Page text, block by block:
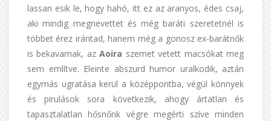
lassan esik le, hogy hahó, itt ez az aranyos, édes csaj,
aki mindig megnevettet és még baráti szeretetnél is
többet érez irántad, hanem még a gonosz ex-barátnők
is bekavarnak, azAoira szemet vetett macsókat meg
sem említve. Eleinte abszurd humor uralkodik, aztán
egymás ugratása kerül a középpontba, végül könnyek
és pirulások sora következik, ahogy ártatlan és
tapasztalatlan hősnőnk végre megérti szíve minden